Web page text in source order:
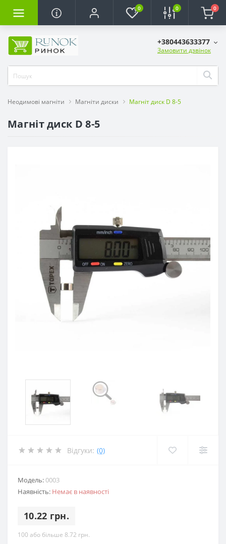
0 0 0
+380443633377
Замовити дзвінок
Неодимові магніти Магніти диски Магніт диск D 8-5
Магніт диск D 8-5
Відгуки: (0)
Модель:0003
Наявність: Немає в наявності
10.22 грн.
100 або більше 8.72 грн.